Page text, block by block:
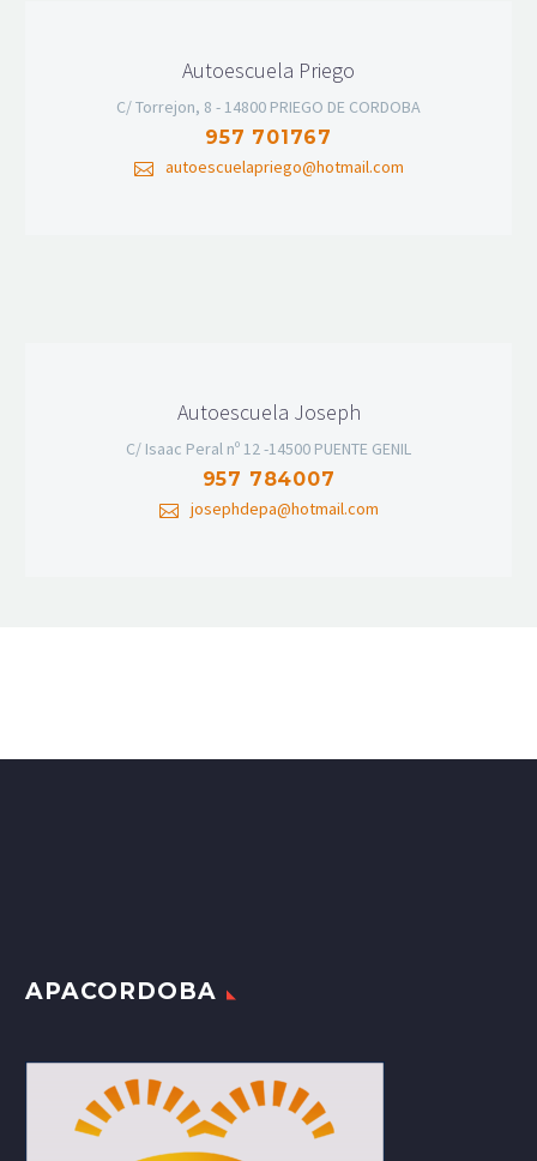
Autoescuela Priego
C/ Torrejon, 8 - 14800 PRIEGO DE CORDOBA
957 701767
autoescuelapriego@hotmail.com
Autoescuela Joseph
C/ Isaac Peral nº 12 -14500 PUENTE GENIL
957 784007
josephdepa@hotmail.com
APACORDOBA